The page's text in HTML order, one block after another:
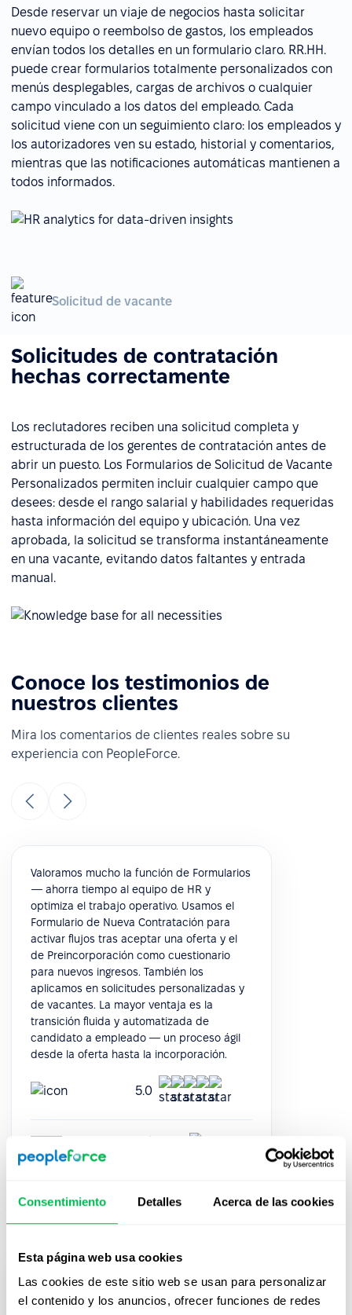
Consentimiento Detalles Acerca de las cookies
Esta página web usa cookies
Las cookies de este sitio web se usan para personalizar
el contenido y los anuncios, ofrecer funciones de redes
Desde reservar un viaje de negocios hasta solicitar
nuevo equipo o reembolso de gastos, los empleados
envían todos los detalles en un formulario claro. RR.HH.
puede crear formularios totalmente personalizados con
menús desplegables, cargas de archivos o cualquier
campo vinculado a los datos del empleado. Cada
solicitud viene con un seguimiento claro: los empleados y
los autorizadores ven su estado, historial y comentarios,
mientras que las notificaciones automáticas mantienen a
todos informados.
Solicitud de vacante
Solicitudes de contratación
hechas correctamente
Los reclutadores reciben una solicitud completa y
estructurada de los gerentes de contratación antes de
abrir un puesto. Los Formularios de Solicitud de Vacante
Personalizados permiten incluir cualquier campo que
desees: desde el rango salarial y habilidades requeridas
hasta información del equipo y ubicación. Una vez
aprobada, la solicitud se transforma instantáneamente
en una vacante, evitando datos faltantes y entrada
manual.
Conoce los testimonios de
nuestros clientes
Mira los comentarios de clientes reales sobre su
experiencia con PeopleForce.
Valoramos mucho la función de Formularios
— ahorra tiempo al equipo de HR y
optimiza el trabajo operativo. Usamos el
Formulario de Nueva Contratación para
activar flujos tras aceptar una oferta y el
de Preincorporación como cuestionario
para nuevos ingresos. También los
aplicamos en solicitudes personalizadas y
de vacantes. La mayor ventaja es la
transición fluida y automatizada de
candidato a empleado — un proceso ágil
desde la oferta hasta la incorporación.
5.0
Maryna Moskina
Head of People
Fue muy fácil y rápido pasar de Google
Sheets a PeopleForce. Todo es muy intuitivo